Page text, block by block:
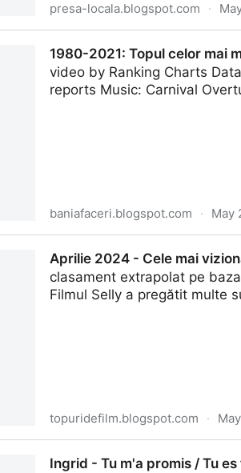
presa-locala.blogspot.com ·
1980-2021: Topul celor mai
video by Ranking Charts
reports Music: Carnival
baniafaceri.blogspot.com · May
Aprilie 2024 - Cele mai
clasament extrapolat pe
Filmul Selly a pregătit multe
topuridefilm.blogspot.com ·
Ingrid - Tu m'a promis / Tu es